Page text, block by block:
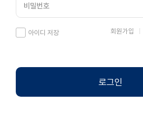
아이디 저장 회원가입
로그인